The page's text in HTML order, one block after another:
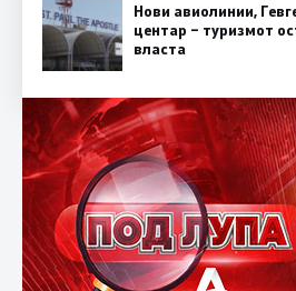
Нови авиолинии,
центар – туризмот
власта